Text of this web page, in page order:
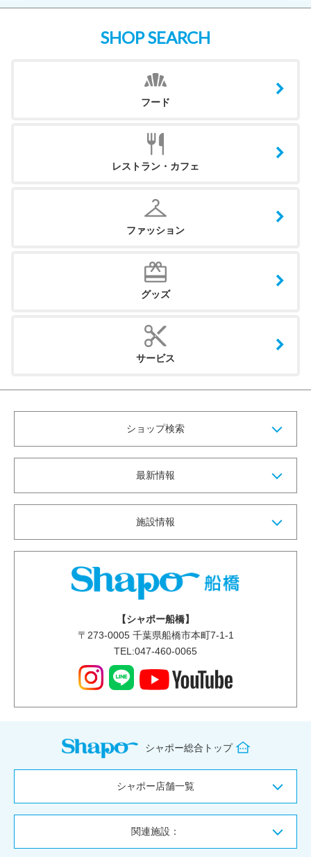
SHOP SEARCH
フード
レストラン・カフェ
ファッション
グッズ
サービス
ショップ検索
最新情報
施設情報
【シャポー船橋】
〒 273-0005千葉県船橋市本町7-1-1
TEL:047-460-0065
シャポー総合トップ
シャポー店舗一覧
関連施設：